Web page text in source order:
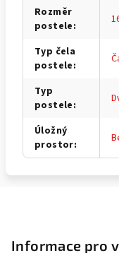
Rozměr
postele:
Typ čela
postele:
Typ
postele:
Úložný
prostor:
Informace pro